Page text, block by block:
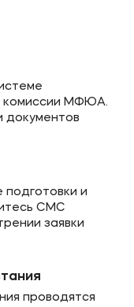
комиссии МФЮА.
документов
и
СМС
заявки
проводятся